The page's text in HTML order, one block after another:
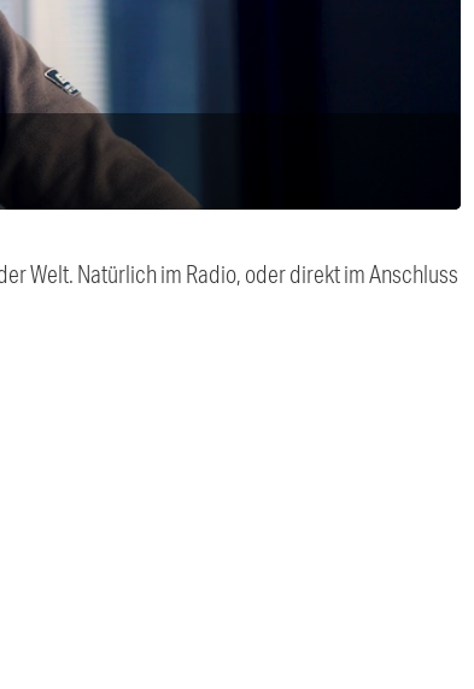
Welt. Natürlich im Radio, oder direkt im Anschluss